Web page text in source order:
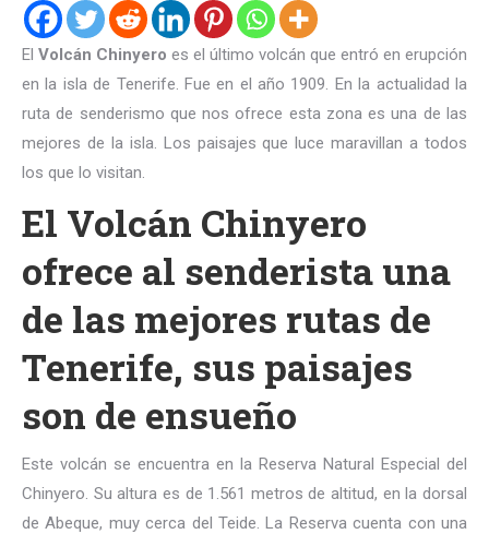
El Volcán Chinyero es el último volcán que entró en erupción
en la isla de Tenerife. Fue en el año 1909. En la actualidad la
ruta de senderismo que nos ofrece esta zona es una de las
mejores de la isla. Los paisajes que luce maravillan a todos
los que lo visitan.
El Volcán Chinyero
ofrece al senderista una
de las mejores rutas de
Tenerife, sus paisajes
son de ensueño
Este volcán se encuentra en la Reserva Natural Especial del
Chinyero. Su altura es de 1.561 metros de altitud, en la dorsal
de Abeque, muy cerca del Teide. La Reserva cuenta con una